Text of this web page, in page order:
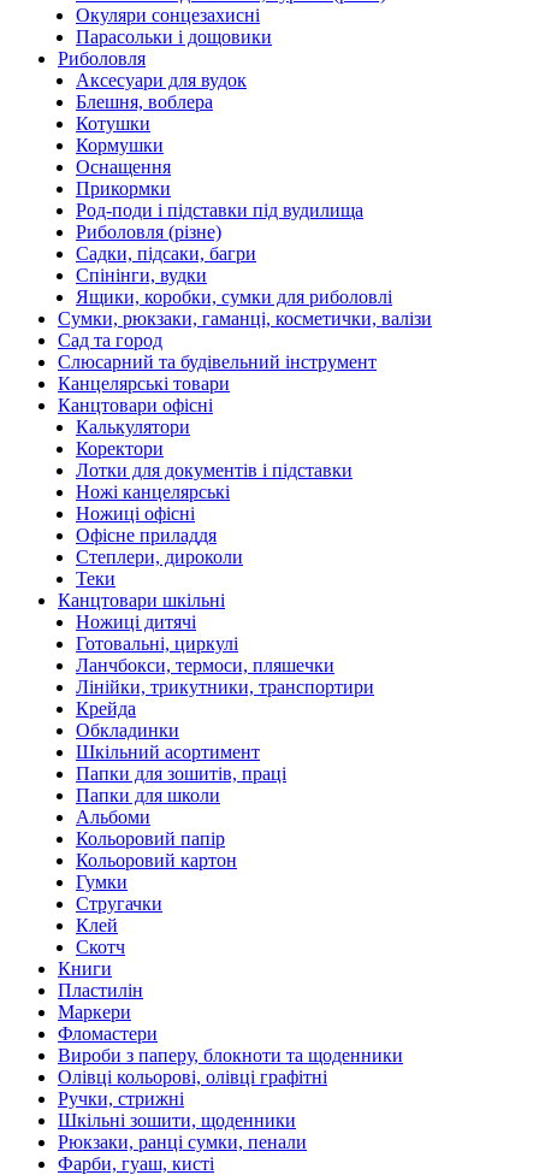
Окуляри сонцезахисні
Парасольки і дощовики
Риболовля
Аксесуари для вудок
Блешня, воблера
Котушки
Кормушки
Оснащення
Прикормки
Род-поди і підставки під вудилища
Риболовля (різне)
Садки, підсаки, багри
Спінінги, вудки
Ящики, коробки, сумки для риболовлі
Сумки, рюкзаки, гаманці, косметички, валізи
Сад та город
Слюсарний та будівельний інструмент
Канцелярські товари
Канцтовари офісні
Калькулятори
Коректори
Лотки для документів і підставки
Ножі канцелярські
Ножиці офісні
Офісне приладдя
Степлери, дироколи
Теки
Канцтовари шкільні
Ножиці дитячі
Готовальні, циркулі
Ланчбокси, термоси, пляшечки
Лінійки, трикутники, транспортири
Крейда
Обкладинки
Шкільний асортимент
Папки для зошитів, праці
Папки для школи
Альбоми
Кольоровий папір
Кольоровий картон
Гумки
Стругачки
Клей
Скотч
Книги
Пластилін
Маркери
Фломастери
Вироби з паперу, блокноти та щоденники
Олівці кольорові, олівці графітні
Ручки, стрижні
Шкільні зошити, щоденники
Рюкзаки, ранці сумки, пенали
Фарби, гуаш, кисті